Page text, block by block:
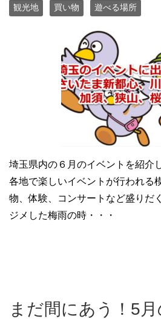
観光地 買い物 遊べる場所
埼玉県内の６月のイベントを紹
各地で楽しいイベントが行われる
物、体験、コンサートなど盛りだ
ジメした梅雨の時・・・
まだ間にあう！5